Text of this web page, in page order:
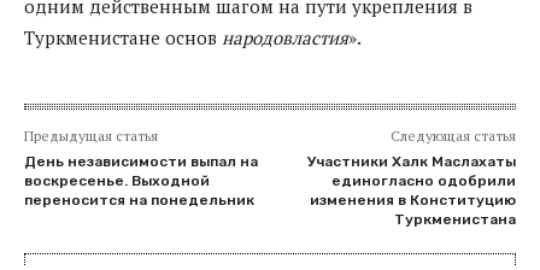
одним действенным шагом на пути укрепления в
Туркменистане основ народовластия».
Предыдущая статья
День независимости выпал на
воскресенье. Выходной
переносится на понедельник
Следующая статья
Участники Халк Маслахаты
единогласно одобрили
изменения в Конституцию
Туркменистана